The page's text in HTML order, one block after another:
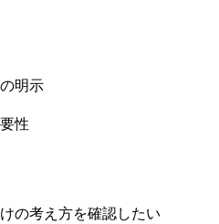
明示
性
の考え方を確認したい